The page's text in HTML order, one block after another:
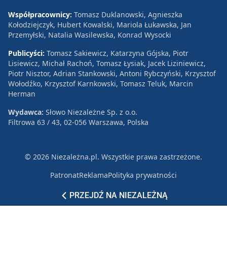
PRZEJDŹ NA NIEZALEŻNĄ
Współpracownicy: Tomasz Duklanowski, Agnieszka
Kołodziejczyk, Hubert Kowalski, Mariola Łukawska, Jan
Przemyłski, Natalia Wasilewska, Konrad Wysocki
Publicyści: Tomasz Sakiewicz, Katarzyna Gójska, Piotr
Lisiewicz, Michał Rachoń, Tomasz Łysiak, Jacek Liziniewicz,
Piotr Nisztor, Adrian Stankowski, Antoni Rybczyński, Krzysztof
Wołodźko, Krzysztof Karnkowski, Tomasz Teluk, Marcin
Herman
Wydawca: Słowo Niezależne Sp. z o.o.
Filtrowa 63 / 43, 02-056 Warszawa, Polska
© 2026 Niezależna.pl. Wszystkie prawa zastrzeżone.
PatronatReklamaPolityka prywatności